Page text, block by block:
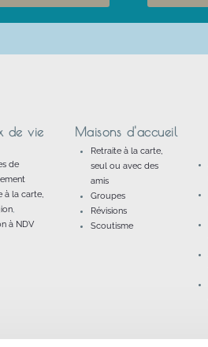
de vie
de
à la carte,
,
à NDV
Maisons d'accueil
Retraite à la carte,
seul ou avec des
amis
Groupes
Révisions
Scoutisme